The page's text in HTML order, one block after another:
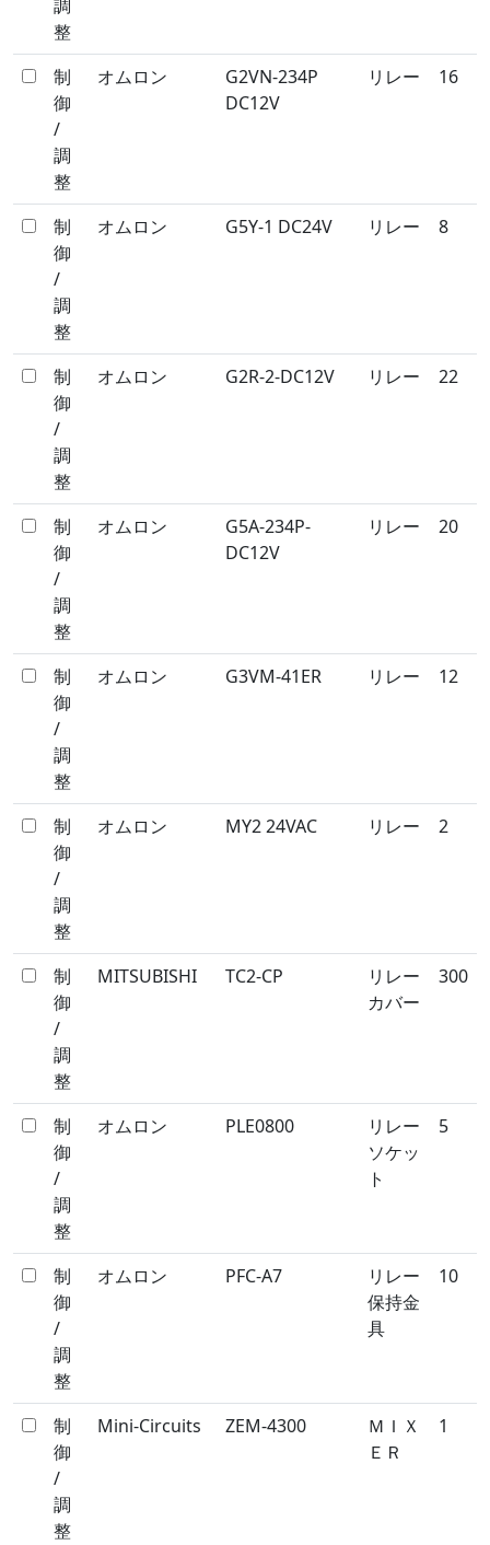
調
整
制
御
/
調
整
オムロン
G2VN-234P
DC12V
リレー 16
制
御
/
調
整
オムロン G5Y-1 DC24V リレー 8
制
御
/
調
整
オムロン G2R-2-DC12V リレー 22
制
御
/
調
整
オムロン
G5A-234P-
DC12V
リレー 20
制
御
/
調
整
オムロン G3VM-41ER リレー 12
制
御
/
調
整
オムロン MY2 24VAC リレー 2
制
御
/
調
整
MITSUBISHI TC2-CP
リレー
カバー
300
制
御
/
調
整
オムロン PLE0800
リレー
ソケッ
ト
5
制
御
/
調
整
オムロン PFC-A7
リレー
保持金
具
10
制
御
/
調
整
Mini-Circuits ZEM-4300
ＭＩＸ
ＥＲ
1